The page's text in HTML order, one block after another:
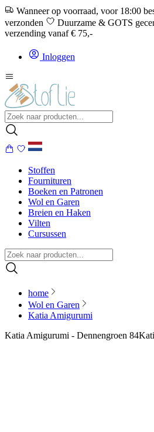
Wanneer op voorraad, voor 18:00
verzonden
Duurzame & GOTS
verzending vanaf € 75,-
Inloggen
Stoffen
Fournituren
Boeken en Patronen
Wol en Garen
Breien en Haken
Vilten
Cursussen
home
Wol en Garen
Katia Amigurumi
Katia Amigurumi - Dennengroen 84